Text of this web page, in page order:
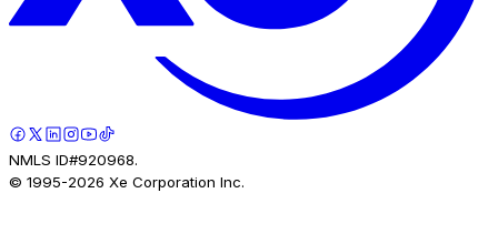
NMLS ID#920968.
© 1995-2026 Xe Corporation Inc.